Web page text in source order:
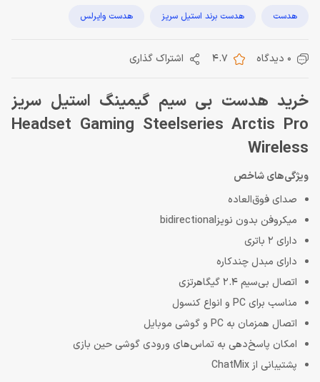
هدست هدست برند استیل سریز هدست وایرلس
0 دیدگاه 4.7 اشتراک گذاری
خرید هدست بی سیم گیمینگ استیل سریز
Headset Gaming Steelseries Arctis Pro
Wireless
ویژگی‌های شاخص
صدای فوق‌العاده
میکروفن بدون نویزbidirectional
دارای 2 باتری
دارای مبدل چندکاره
اتصال بی‌سیم 2.4 گیگاهرتزی
مناسب برای PC و انواع کنسول
اتصال همزمان به PC و گوشی موبایل
امکان پاسخ‌دهی به تماس‌های ورودی گوشی حین بازی
پشتیبانی از ChatMix